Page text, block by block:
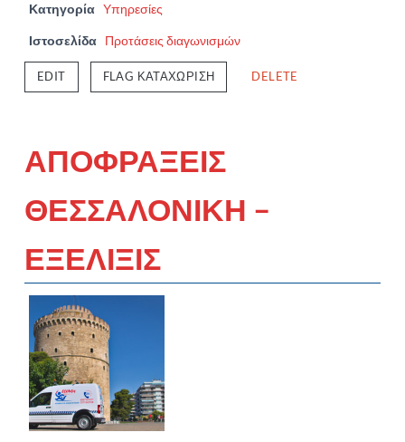
Κατηγορία Υπηρεσίες
Ιστοσελίδα Προτάσεις διαγωνισμών
EDIT FLAG ΚΑΤΑΧΏΡΙΣΗ DELETE
ΑΠΟΦΡΑΞΕΙΣ
ΘΕΣΣΑΛΟΝΙΚΗ –
ΕΞΕΛΙΞΙΣ